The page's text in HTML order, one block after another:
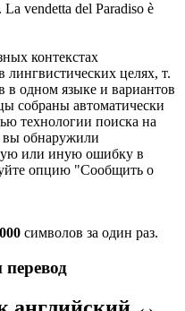
La vendetta del Paradiso è
контекстах
лингвистических целях, т.
в одном языке и вариантов
собраны автоматически
технологии поиска на
вы обнаружили
или иную ошибку в
опцию "Сообщить о
символов за один раз.